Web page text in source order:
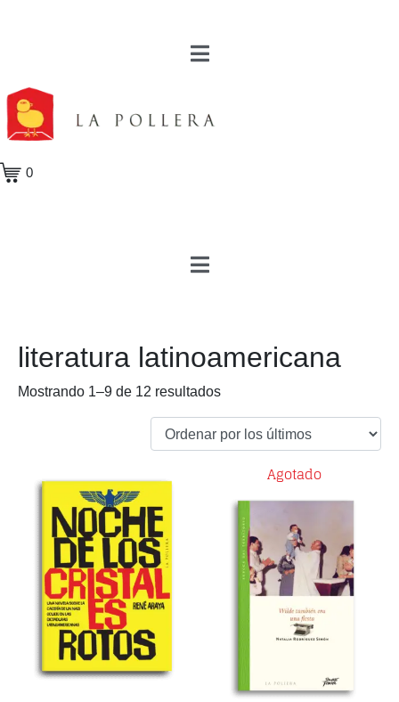
0
literatura latinoamericana
Mostrando 1–9 de 12 resultados
Agotado